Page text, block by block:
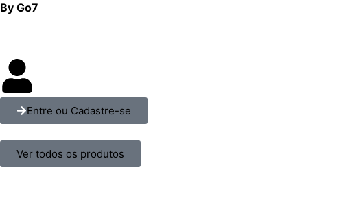
By Go7
Entre ou Cadastre-se
Ver todos os produtos